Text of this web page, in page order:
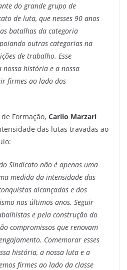
do grande grupo de
de luta, que nesses 90 anos
batalhas da categoria
outras categorias na
de trabalho. Esse
história e a nossa
firmes ao lado dos
Formação, Carilo Marzari
das lutas travadas ao
Sindicato não é apenas uma
medida da intensidade das
alcançadas e dos
nos últimos anos. Seguir
e pela construção do
compromissos que renovam
Comemorar esses
história, a nossa luta e a
firmes ao lado da classe